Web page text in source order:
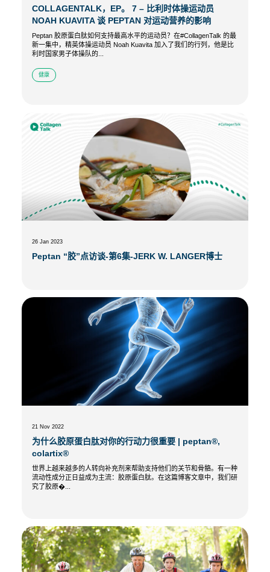
COLLAGENTALK，EP。 7 – 比利时体操运动员
NOAH KUAVITA 谈 PEPTAN 对运动营养的影响
Peptan 胶原蛋白肽如何支持最高水平的运动员？在#CollagenTalk 的最
新一集中，精英体操运动员 Noah Kuavita 加入了我们的行列，他是比
利时国家男子体操队的...
健康
26 Jan 2023
Peptan “胶”点访谈-第6集-JERK W. LANGER博士
21 Nov 2022
为什么胶原蛋白肽对你的行动力很重要 | peptan®,
colartix®
世界上越来越多的人转向补充剂来帮助支持他们的关节和骨骼。有一种
流动性成分正日益成为主流：胶原蛋白肽。在这篇博客文章中，我们研
究了胶原�...